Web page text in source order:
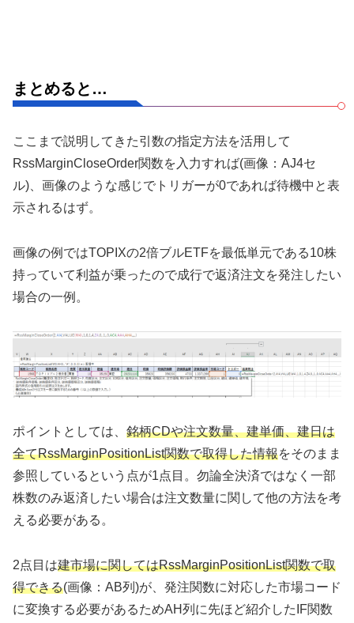
まとめると…
ここまで説明してきた引数の指定方法を活用して
RssMarginCloseOrder関数を入力すれば(画像：AJ4セ
ル)、画像のような感じでトリガーが0であれば待機中と表
示されるはず。
画像の例ではTOPIXの2倍ブルETFを最低単元である10株
持っていて利益が乗ったので成行で返済注文を発注したい
場合の一例。
ポイントとしては、 銘柄CDや注文数量、建単価、建日は
全てRssMarginPositionList関数で取得した情報をそのまま
参照しているという点が1点目。勿論全決済ではなく一部
株数のみ返済したい場合は注文数量に関して他の方法を考
える必要がある。
2点目は建市場に関してはRssMarginPositionList関数で取
得できる(画像：AB列)が、発注関数に対応した市場コード
に変換する必要があるためAH列に先ほど紹介したIF関数